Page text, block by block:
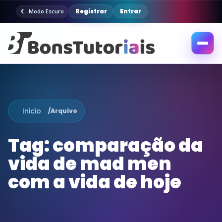
Modo Escuro Registrar Entrar
Abrir
Inicio /Arquivo
Tag:comparação da
vida de mad men
com a vida de hoje